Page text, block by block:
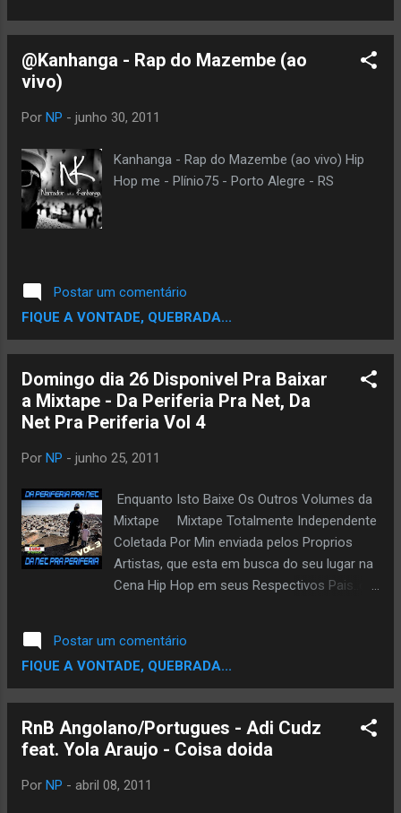
que se nao me engano era dançarina do
@Kanhanga - Rap do Mazembe (ao
vivo)
Por NP - junho 30, 2011
Kanhanga - Rap do Mazembe (ao vivo) Hip
Hop me - Plínio75 - Porto Alegre - RS
Postar um comentário
FIQUE A VONTADE, QUEBRADA...
Domingo dia 26 Disponivel Pra Baixar
a Mixtape - Da Periferia Pra Net, Da
Net Pra Periferia Vol 4
Por NP - junho 25, 2011
Enquanto Isto Baixe Os Outros Volumes da
Mixtape Mixtape Totalmente Independente
Coletada Por Min enviada pelos Proprios
Artistas, que esta em busca do seu lugar na
Cena Hip Hop em seus Respectivos Pais..ou
Esta Mixtape esta com uma qualidade Otima.
Curtam a Cena e Divulguem Pra que mais
pessoas Ouça o Som deste Manos. 1-
ANGOLA 2-Os Agentes Part. Renan
(Inquerito)- Carregando Pedras - BRASIL 3-
B.GUERREIROS - SUA BOCA DE MEL (REMIX)
Postar um comentário
FIQUE A VONTADE, QUEBRADA...
RnB Angolano/Portugues - Adi Cudz
feat. Yola Araujo - Coisa doida
Por NP - abril 08, 2011